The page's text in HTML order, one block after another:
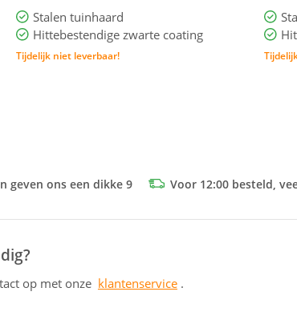
BKWG1.200 - Forno
Stalen tuinhaard
Hittebestendige zwarte coating
Tijdelijk niet leverbaar!
geven ons een dikke 9 Voor 12:00 besteld,
op met onze klantenservice .